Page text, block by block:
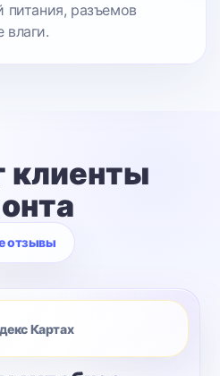
питания, разъемов
влаги.
клиенты
отзывы
Картах